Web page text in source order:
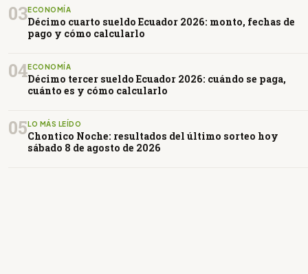
03ECONOMÍA
Décimo cuarto sueldo Ecuador 2026: monto, fechas de
pago y cómo calcularlo
04ECONOMÍA
Décimo tercer sueldo Ecuador 2026: cuándo se paga,
cuánto es y cómo calcularlo
05LO MÁS LEÍDO
Chontico Noche: resultados del último sorteo hoy
sábado 8 de agosto de 2026